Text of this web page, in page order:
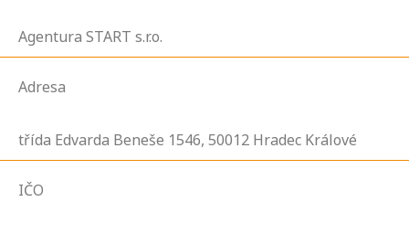
Agentura START s.r.o.
Adresa
třída Edvarda Beneše 1546, 50012 Hradec Králové
IČO